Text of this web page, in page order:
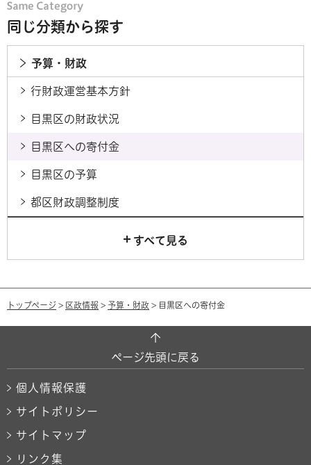
同じ分類から探す
予算・財政
行財政運営基本方針
目黒区の財政状況
目黒区への寄付金
目黒区の予算
都区財政調整制度
すべて見る
トップページ > 区政情報 > 予算・財政 > 目黒区への寄付金
ページ先頭に戻る
個人情報保護
サイトポリシー
サイトマップ
リンク集